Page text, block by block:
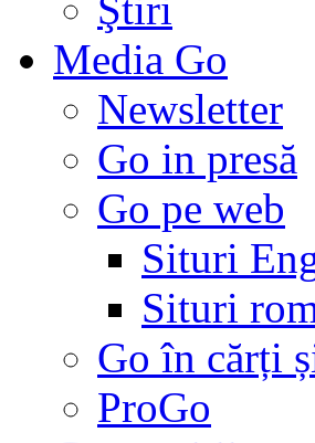
Media Go
Newsletter
Go in presă
Go pe web
Situri
Situri
Go în cărți
ProGo